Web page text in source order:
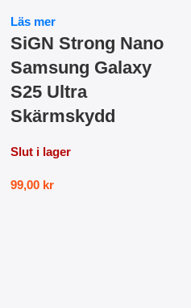
Läs mer
SiGN Strong Nano
Samsung Galaxy
S25 Ultra
Skärmskydd
Slut i lager
99,00 kr